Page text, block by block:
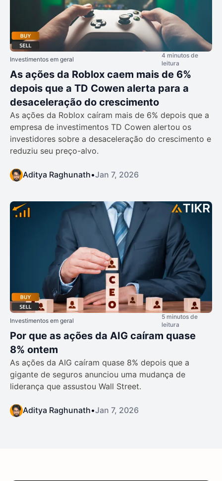
Investimentos em geral
4 minutos de
leitura
As ações da Roblox caem mais de 6%
depois que a TD Cowen alerta para a
desaceleração do crescimento
As ações da Roblox caíram mais de 6% depois que a
empresa de investimentos TD Cowen alertou os
investidores sobre a desaceleração do crescimento e
reduziu seu preço-alvo.
Aditya Raghunath•Jan 7, 2026
Investimentos em geral
5 minutos de
leitura
Por que as ações da AIG caíram quase
8% ontem
As ações da AIG caíram quase 8% depois que a
gigante de seguros anunciou uma mudança de
liderança que assustou Wall Street.
Aditya Raghunath•Jan 7, 2026